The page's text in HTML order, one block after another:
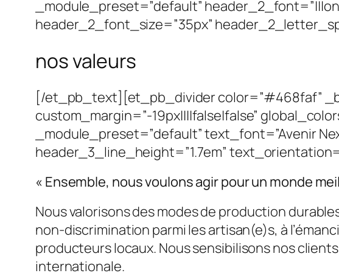
_module_preset=”default”
header_2_font_size=”35px”
nos valeurs
[/et_pb_text][et_pb_divider color=”#468faf”
custom_margin=”-19px||||false|false”
_module_preset=”default” text_font=”Avenir
header_3_line_height=”1.7em”
« Ensemble, nous voulons agir pour un monde
Nous valorisons des modes de production
non-discrimination parmi les artisan(e)s, à
producteurs locaux. Nous sensibilisons nos
internationale.